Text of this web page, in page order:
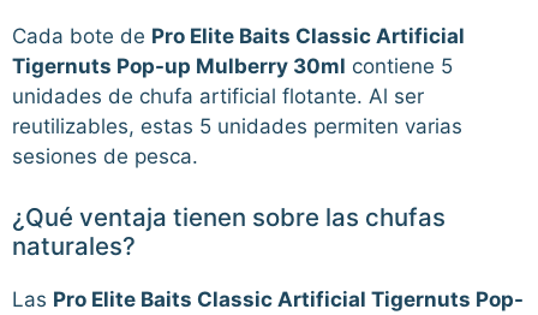
Cada bote de Pro Elite Baits Classic Artificial
Tigernuts Pop-up Mulberry 30ml contiene 5
unidades de chufa artificial flotante. Al ser
reutilizables, estas 5 unidades permiten varias
sesiones de pesca.
¿Qué ventaja tienen sobre las chufas
naturales?
Las Pro Elite Baits Classic Artificial Tigernuts Pop-